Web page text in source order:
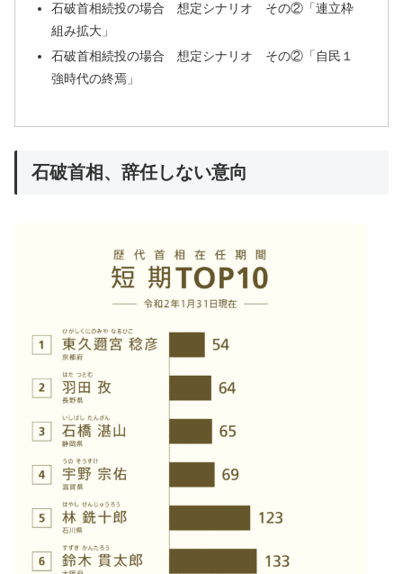
石破首相続投の場合 想定シナリオ その②「連立枠
組み拡大」
石破首相続投の場合 想定シナリオ その②「自民１
強時代の終焉」
石破首相、辞任しない意向